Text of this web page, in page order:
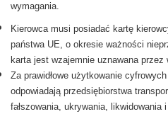
wymagania.
Kierowca musi posiadać kartę
państwa UE, o okresie ważności
karta jest wzajemnie uznawana
Za prawidłowe użytkowanie
odpowiadają przedsiębiorstwa
fałszowania, ukrywania, likwidowania